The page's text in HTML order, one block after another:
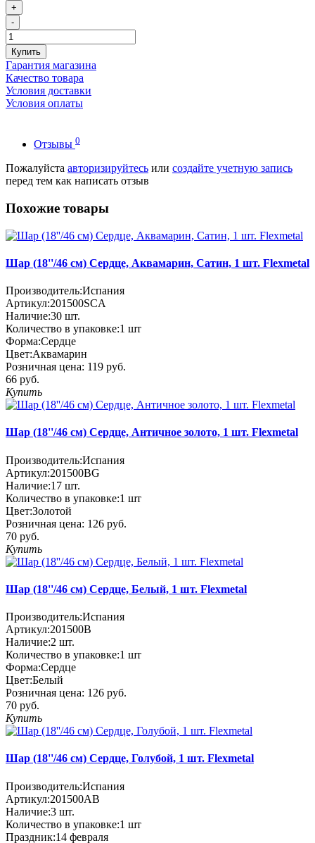
+
-
Купить
Гарантия магазина
Качество товара
Условия доставки
Условия оплаты
Отзывы 0
Пожалуйста авторизируйтесь или создайте учетную запись
перед тем как написать отзыв
Похожие товары
Шар (18''/46 см) Сердце, Аквамарин, Сатин, 1 шт. Flexmetal
Производитель:Испания
Артикул:201500SCA
Наличие:30 шт.
Количество в упаковке:1 шт
Форма:Сердце
Цвет:Аквамарин
Розничная цена: 119 руб.
66 руб.
Купить
Шар (18''/46 см) Сердце, Античное золото, 1 шт. Flexmetal
Производитель:Испания
Артикул:201500BG
Наличие:17 шт.
Количество в упаковке:1 шт
Цвет:Золотой
Розничная цена: 126 руб.
70 руб.
Купить
Шар (18''/46 см) Сердце, Белый, 1 шт. Flexmetal
Производитель:Испания
Артикул:201500B
Наличие:2 шт.
Количество в упаковке:1 шт
Форма:Сердце
Цвет:Белый
Розничная цена: 126 руб.
70 руб.
Купить
Шар (18''/46 см) Сердце, Голубой, 1 шт. Flexmetal
Производитель:Испания
Артикул:201500AB
Наличие:3 шт.
Количество в упаковке:1 шт
Праздник:14 февраля